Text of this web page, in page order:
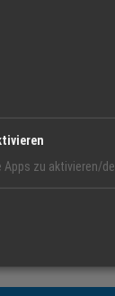
zu aktivieren/